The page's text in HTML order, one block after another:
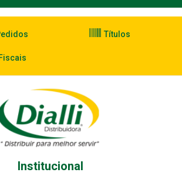
Títulos
Institucional